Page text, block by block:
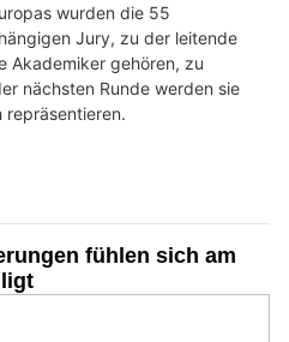
wurden die 55
Jury, zu der leitende
Akademiker gehören, zu
nächsten Runde werden sie
repräsentieren.
fühlen sich am